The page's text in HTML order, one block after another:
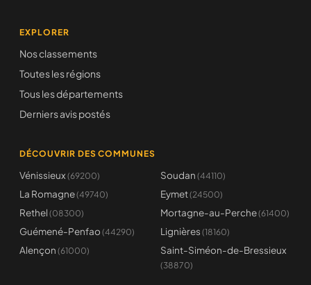
EXPLORER
Nos classements
Toutes les régions
Tous les départements
Derniers avis postés
DÉCOUVRIR DES COMMUNES
Vénissieux (69200) Soudan (44110)
La Romagne(49740) Eymet(24500)
Rethel (08300) Mortagne-au-Perche(61400)
Guémené-Penfao (44290) Lignières (18160)
Alençon (61000) Saint-Siméon-de-Bressieux
(38870)